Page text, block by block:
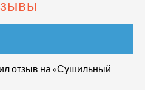
отзыв на «Сушильный